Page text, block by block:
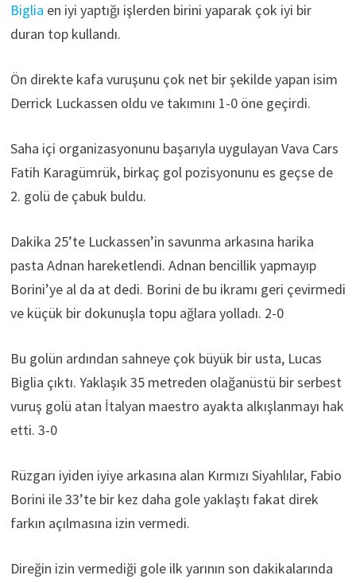
Biglia en iyi yaptığı işlerden birini yaparak çok iyi bir
duran top kullandı.
Ön direkte kafa vuruşunu çok net bir şekilde yapan isim
Derrick Luckassen oldu ve takımını 1-0 öne geçirdi.
Saha içi organizasyonunu başarıyla uygulayan Vava Cars
Fatih Karagümrük, birkaç gol pozisyonunu es geçse de
2. golü de çabuk buldu.
Dakika 25’te Luckassen’in savunma arkasına harika
pasta Adnan hareketlendi. Adnan bencillik yapmayıp
Borini’ye al da at dedi. Borini de bu ikramı geri çevirmedi
ve küçük bir dokunuşla topu ağlara yolladı. 2-0
Bu golün ardından sahneye çok büyük bir usta, Lucas
Biglia çıktı. Yaklaşık 35 metreden olağanüstü bir serbest
vuruş golü atan İtalyan maestro ayakta alkışlanmayı hak
etti. 3-0
Rüzgarı iyiden iyiye arkasına alan Kırmızı Siyahlılar, Fabio
Borini ile 33’te bir kez daha gole yaklaştı fakat direk
farkın açılmasına izin vermedi.
Direğin izin vermediği gole ilk yarının son dakikalarında